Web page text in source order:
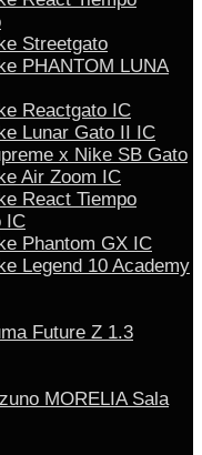
Streetgato
PHANTOM LUNA
Reactgato IC
Lunar Gato II IC
x Nike SB Gato
Air Zoom IC
React Tiempo
IC
Phantom GX IC
Legend 10 Academy
Future Z 1.3
MORELIA Sala